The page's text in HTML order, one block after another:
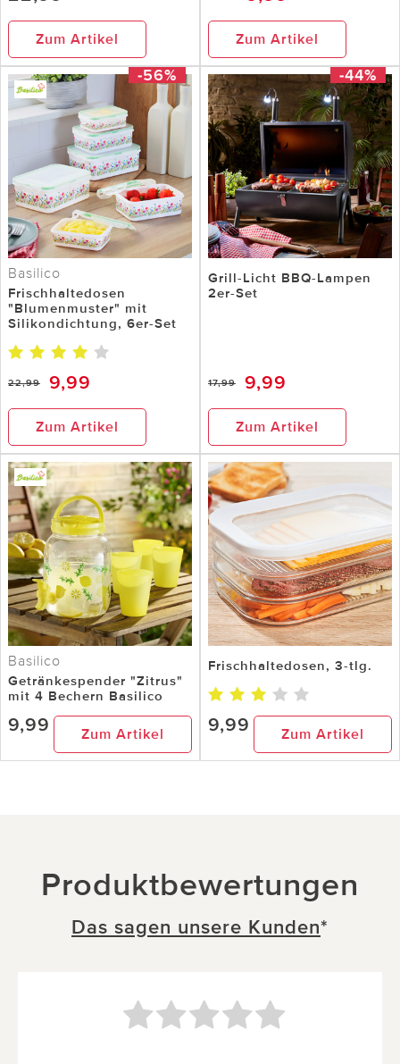
Zum Artikel Zum Artikel
-56%
Basilico
Frischhaltedosen
"Blumenmuster" mit
Silikondichtung, 6er-Set
22,99 9,99
Zum Artikel
-44%
Grill-Licht BBQ-Lampen
2er-Set
17,99 9,99
Zum Artikel
Basilico
Getränkespender "Zitrus"
mit 4 Bechern Basilico
9,99 Zum Artikel
Frischhaltedosen, 3-tlg.
9,99 Zum Artikel
Produktbewertungen
Das sagen unsere Kunden*